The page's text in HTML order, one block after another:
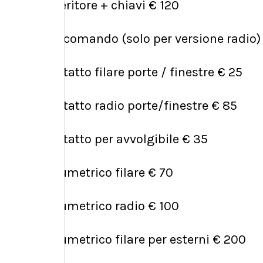
inseritore + chiavi € 120
telecomando (solo per versione
contatto filare porte / finestre € 25
contatto radio porte/finestre € 85
contatto per avvolgibile € 35
volumetrico filare € 70
volumetrico radio € 100
volumetrico filare per esterni € 200